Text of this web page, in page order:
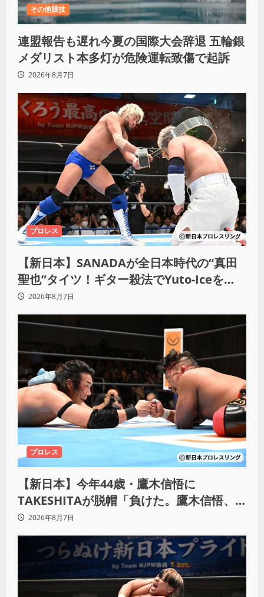
その他競技
連盟報告も遅れ今夏の国際大会辞退 五輪銀
メダリスト本多灯が危険運転致傷で起訴
2026年8月7日
プロレス
【新日本】SANADAが全日本時代の“真田
聖也”タイツ！ギター殺法でYuto-Iceを
KO「俺と闘う時は考えろ。感じるな」
2026年8月7日
プロレス
【新日本】今年44歳・鷹木信悟に
TAKESHITAが脱帽「負けた。鷹木信悟、
強いわ！」
2026年8月7日